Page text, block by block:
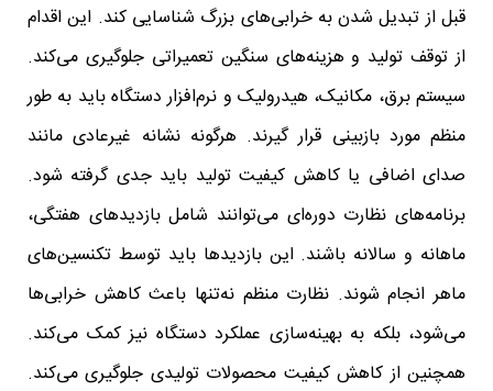
قبل از تبدیل شدن به خرابی‌های بزرگ شناسایی کند. این اقدام
از توقف تولید و هزینه‌های سنگین تعمیراتی جلوگیری می‌کند.
سیستم برق، مکانیک، هیدرولیک و نرم‌افزار دستگاه باید به طور
منظم مورد بازبینی قرار گیرند. هرگونه نشانه غیرعادی مانند
صدای اضافی یا کاهش کیفیت تولید باید جدی گرفته شود.
برنامه‌های نظارت دوره‌ای می‌توانند شامل بازدیدهای هفتگی،
ماهانه و سالانه باشند. این بازدیدها باید توسط تکنسین‌های
ماهر انجام شوند. نظارت منظم نه‌تنها باعث کاهش خرابی‌ها
می‌شود، بلکه به بهینه‌سازی عملکرد دستگاه نیز کمک می‌کند.
همچنین از کاهش کیفیت محصولات تولیدی جلوگیری می‌کند.